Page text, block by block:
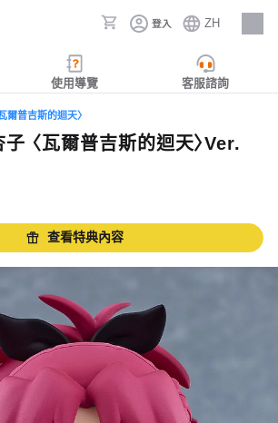
登入 ZH
人才招募
使用導覽 客服諮詢
爾普吉斯的迴天〉
〈瓦爾普吉斯的迴天〉Ver.
查看特典內容